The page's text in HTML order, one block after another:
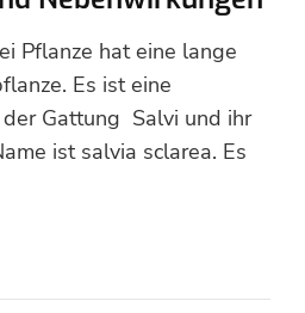
Pflanze hat eine lange
Es ist eine
Gattung Salvi und ihr
ist salvia sclarea. Es